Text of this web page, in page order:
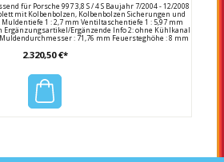
für Porsche 997 3,8 S / 4 S Baujahr 7/2004 - 12/2008
mit Kolbenbolzen, Kolbenbolzen Sicherungen und
1 : 2,7 mm Ventiltaschentiefe 1 : 5,97 mm
Ergänzungsartikel/Ergänzende Info 2: ohne Kühlkanal
: 71,76 mm Feuersteghöhe : 8 mm
: 58,0 mm Komponentennummer : 1. R 1,2 N
: 2. NM 1,5 Komponentennummer : 3. 3S 2 N
: 997 103 030 30 / 99710303030 997 103 030 31 /
99710303031
2.320,50 €*